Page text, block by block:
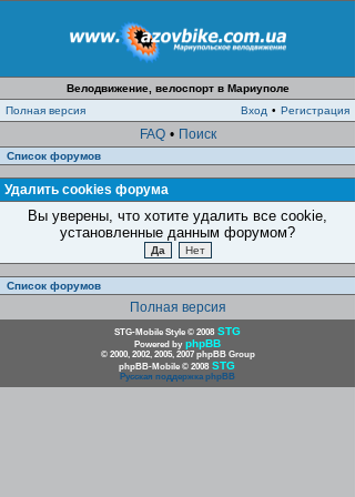
Велодвижение, велоспорт в Мариуполе
Полная версия
Вход • Регистрация
FAQ • Поиск
Список форумов
Удалить cookies форума
Вы уверены, что хотите удалить все cookie,
установленные данным форумом?
Список форумов
Полная версия
STG-Mobile Style © 2008 STG
Powered by phpBB
© 2000, 2002, 2005, 2007 phpBB Group
phpBB-Mobile © 2008 STG
Русская поддержка phpBB